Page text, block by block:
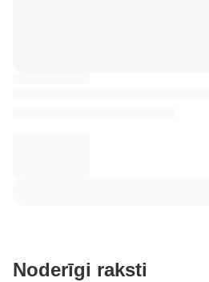
Noderīgi raksti